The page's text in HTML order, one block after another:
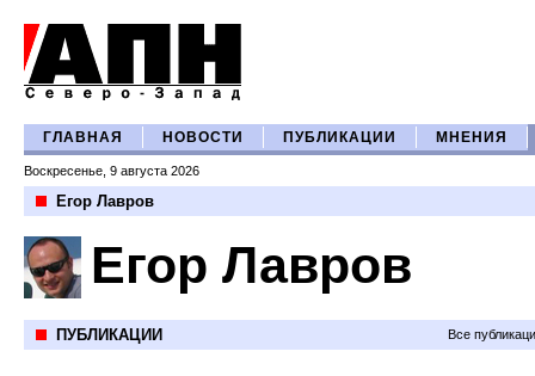
ГЛАВНАЯ НОВОСТИ ПУБЛИКАЦИИ МНЕНИЯ
Воскресенье, 9 августа 2026
Егор Лавров
Егор Лавров
ПУБЛИКАЦИИ Все